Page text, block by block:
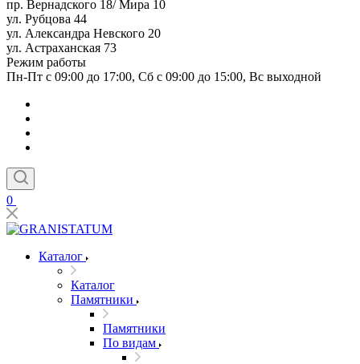
пр. Вернадского 18/ Мира 10
ул. Рубцова 44
ул. Александра Невского 20
ул. Астраханская 73
Режим работы
Пн-Пт с 09:00 до 17:00, Сб с 09:00 до 15:00, Вс выходной
0
Каталог
Каталог
Памятники
Памятники
По видам